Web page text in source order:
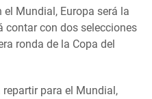
el Mundial, Europa será la
contar con dos selecciones
ronda de la Copa del
para el Mundial,